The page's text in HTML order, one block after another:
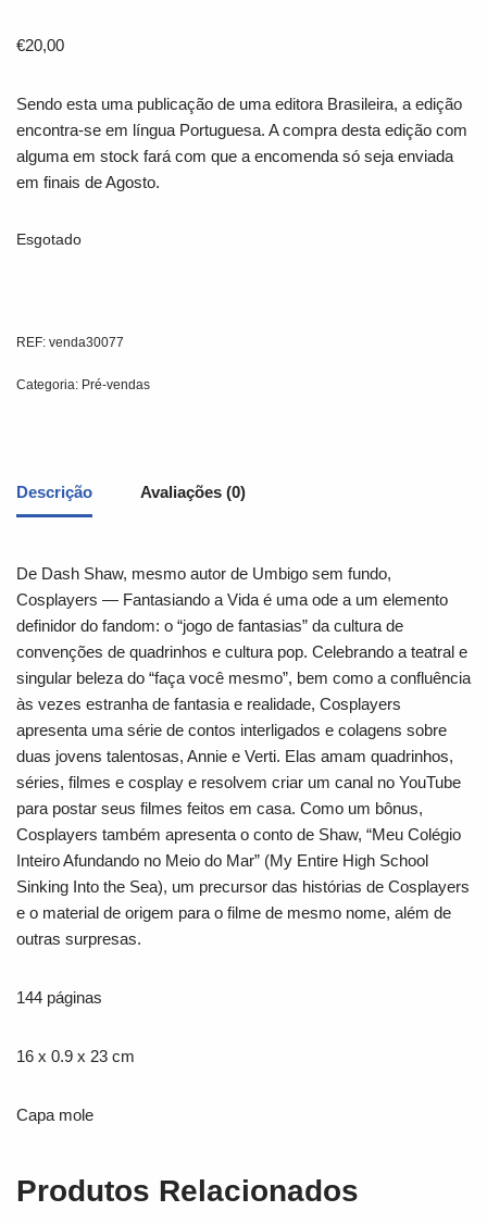
€20,00
Sendo esta uma publicação de uma editora Brasileira, a edição
encontra-se em língua Portuguesa. A compra desta edição com
alguma em stock fará com que a encomenda só seja enviada
em finais de Agosto.
Esgotado
REF: venda30077
Categoria: Pré-vendas
Descrição Avaliações (0)
De Dash Shaw, mesmo autor de Umbigo sem fundo,
Cosplayers ― Fantasiando a Vida é uma ode a um elemento
definidor do fandom: o “jogo de fantasias” da cultura de
convenções de quadrinhos e cultura pop. Celebrando a teatral e
singular beleza do “faça você mesmo”, bem como a confluência
às vezes estranha de fantasia e realidade, Cosplayers
apresenta uma série de contos interligados e colagens sobre
duas jovens talentosas, Annie e Verti. Elas amam quadrinhos,
séries, filmes e cosplay e resolvem criar um canal no YouTube
para postar seus filmes feitos em casa. Como um bônus,
Cosplayers também apresenta o conto de Shaw, “Meu Colégio
Inteiro Afundando no Meio do Mar” (My Entire High School
Sinking Into the Sea), um precursor das histórias de Cosplayers
e o material de origem para o filme de mesmo nome, além de
outras surpresas.
144 páginas
16 x 0.9 x 23 cm
Capa mole
Produtos Relacionados